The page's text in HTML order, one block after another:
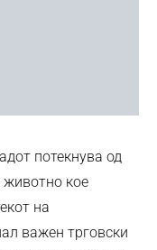
потекнува од
животно кое
на
важен трговски